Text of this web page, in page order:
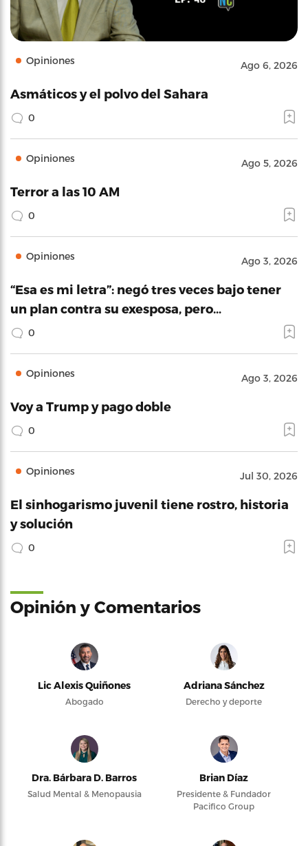
Opiniones Ago 6, 2026
Asmáticos y el polvo del Sahara
0
Opiniones Ago 5, 2026
Terror a las 10 AM
0
Opiniones Ago 3, 2026
“Esa es mi letra”: negó tres veces bajo tener
un plan contra su exesposa, pero…
0
Opiniones Ago 3, 2026
Voy a Trump y pago doble
0
Opiniones Jul 30, 2026
El sinhogarismo juvenil tiene rostro, historia
y solución
0
Opinión y Comentarios
Lic Alexis Quiñones
Abogado
Adriana Sánchez
Derecho y deporte
Dra. Bárbara D. Barros
Salud Mental & Menopausia
Brian Díaz
Presidente & Fundador
Pacifico Group